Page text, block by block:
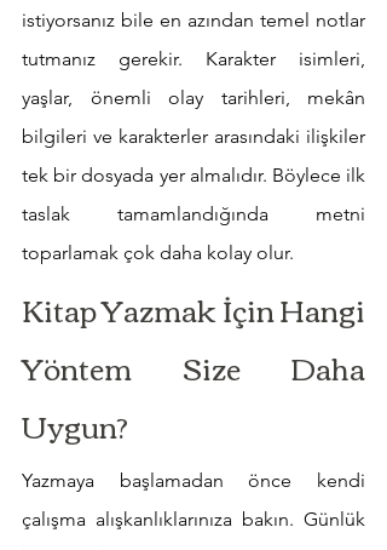
istiyorsanız bile en azından temel notlar
tutmanız gerekir. Karakter isimleri,
yaşlar, önemli olay tarihleri, mekân
bilgileri ve karakterler arasındaki ilişkiler
tek bir dosyada yer almalıdır. Böylece ilk
taslak tamamlandığında metni
toparlamak çok daha kolay olur.
Kitap Yazmak İçin Hangi
Yöntem Size Daha
Uygun?
Yazmaya başlamadan önce kendi
çalışma alışkanlıklarınıza bakın. Günlük